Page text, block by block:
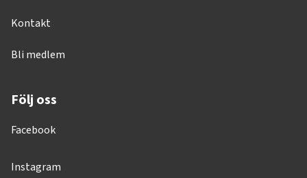
Kontakt
Bli medlem
Följ oss
Facebook
Instagram